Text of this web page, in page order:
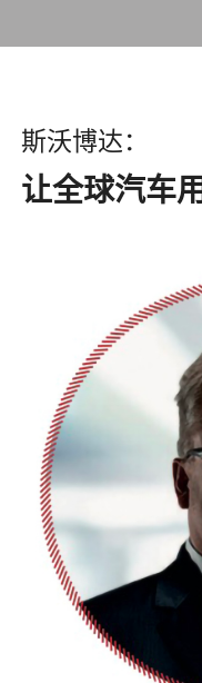
斯沃博达：
让全球汽车